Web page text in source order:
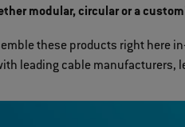
modular, circular or a
these products right here
leading cable manufacturers,